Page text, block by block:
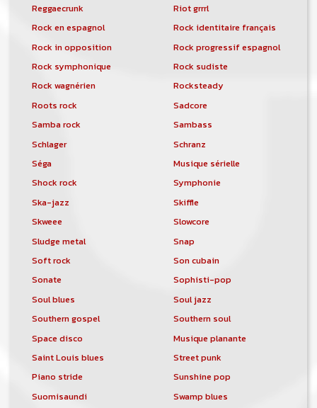
Reggaecrunk
Riot grrrl
Rock en espagnol
Rock identitaire français
Rock in opposition
Rock progressif espagnol
Rock symphonique
Rock sudiste
Rock wagnérien
Rocksteady
Roots rock
Sadcore
Samba rock
Sambass
Schlager
Schranz
Séga
Musique sérielle
Shock rock
Symphonie
Ska-jazz
Skiffle
Skweee
Slowcore
Sludge metal
Snap
Soft rock
Son cubain
Sonate
Sophisti-pop
Soul blues
Soul jazz
Southern gospel
Southern soul
Space disco
Musique planante
Saint Louis blues
Street punk
Piano stride
Sunshine pop
Suomisaundi
Swamp blues